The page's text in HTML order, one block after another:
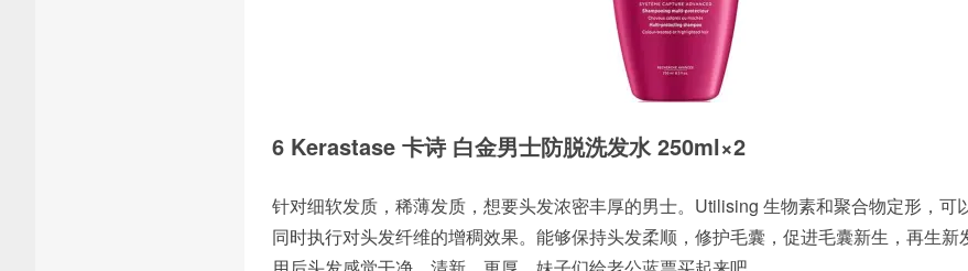
6 Kerastase 卡诗 白金男士防脱洗发水 250ml×2
针对细软发质，稀薄发质，想要头发浓密丰厚的男士。Utilising 生物素和聚合物定形，可
同时执行对头发纤维的增稠效果。能够保持头发柔顺，修护毛囊，促进毛囊新生，再生新